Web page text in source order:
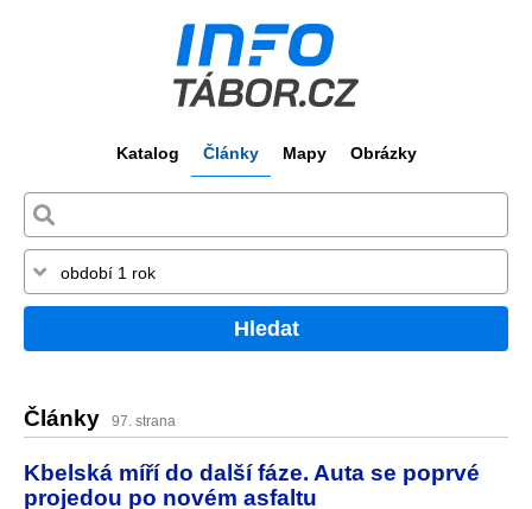
Katalog Články Mapy Obrázky
Hledat
Články 97. strana
Kbelská míří do další fáze. Auta se poprvé
projedou po novém asfaltu